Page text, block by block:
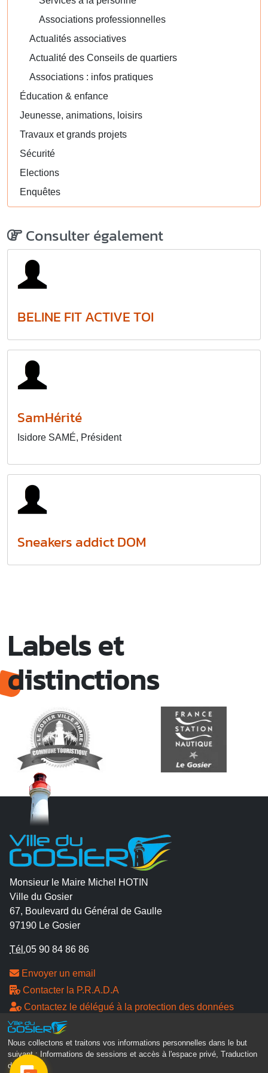
Nous collectons et traitons vos informations personnelles dans le but
suivant :
Informations de sessions et accès à l'espace privé, Traduction
des pages .
Associations professionnelles
Actualités associatives
Actualité des Conseils de quartiers
Associations : infos pratiques
Éducation & enfance
Jeunesse, animations, loisirs
Travaux et grands projets
Sécurité
Elections
Enquêtes
Consulter également
BELINE FIT ACTIVE TOI
SamHérité
Isidore SAMÉ, Président
Sneakers addict DOM
Labels et
distinctions
Monsieur le Maire Michel HOTIN
Ville du Gosier
67, Boulevard du Général de Gaulle
97190 Le Gosier
Tél.05 90 84 86 86
Envoyer un email
Contacter la P.R.A.D.A
Contactez le délégué à la protection des données
personnelles - D.P.O
Suivez-nous